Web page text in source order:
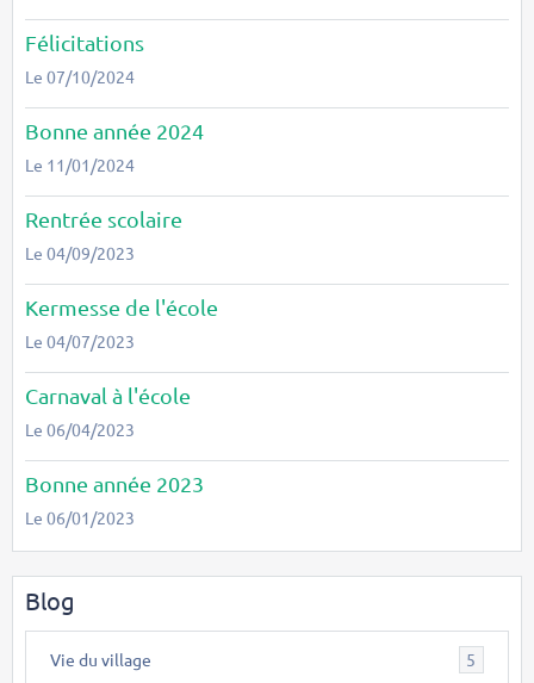
Félicitations
Le 07/10/2024
Bonne année 2024
Le 11/01/2024
Rentrée scolaire
Le 04/09/2023
Kermesse de l'école
Le 04/07/2023
Carnaval à l'école
Le 06/04/2023
Bonne année 2023
Le 06/01/2023
Blog
Vie du village 5